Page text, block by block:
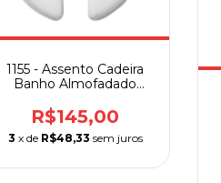
1155 - Assento Cadeira
Banho Almofadado
R$145,00
3 x de R$48,33 sem juros